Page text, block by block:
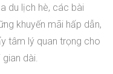
du lịch hè, các bài
khuyến mãi hấp dẫn,
tâm lý quan trọng cho
dài.